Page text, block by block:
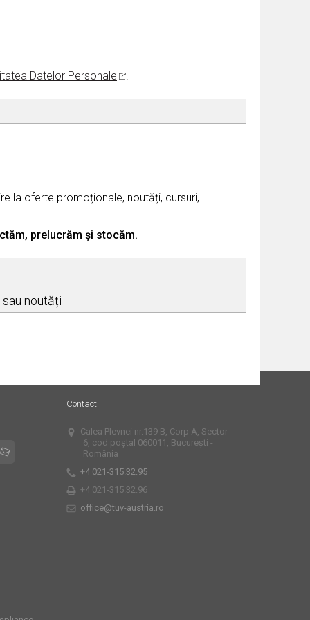
Datelor Personale .
la oferte promoționale, noutăți, cursuri,
prelucrăm și stocăm.
noutăți
Contact
Calea Plevnei nr.139 B, Corp A, Sector
6, cod poștal 060011, București -
România
+4 021-315.32.95
+4 021-315.32.96
office@tuv-austria.ro